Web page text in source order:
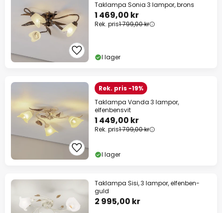
Taklampa Sonia 3 lampor, brons
1 469,00 kr
Rek. pris1 799,00 kr
I lager
Rek. pris -19%
Taklampa Vanda 3 lampor,
elfenbensvit
1 449,00 kr
Rek. pris1 799,00 kr
I lager
Taklampa Sisi, 3 lampor, elfenben-
guld
2 995,00 kr